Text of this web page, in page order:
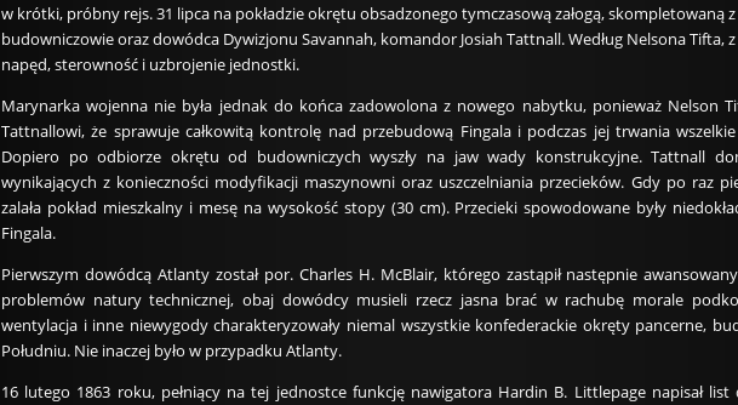
w krótki, próbny rejs. 31 lipca na pokładzie okrętu obsadzonego tymczasową załogą, skompletowaną
budowniczowie oraz dowódca Dywizjonu Savannah, komandor Josiah Tattnall. Według Nelsona
napęd, sterowność i uzbrojenie jednostki.
Marynarka wojenna nie była jednak do końca zadowolona z nowego nabytku, ponieważ Nelson
Tattnallowi, że sprawuje całkowitą kontrolę nad przebudową Fingala i podczas jej trwania
Dopiero po odbiorze okrętu od budowniczych wyszły na jaw wady konstrukcyjne. Tattnall
wynikających z konieczności modyfikacji maszynowni oraz uszczelniania przecieków. Gdy po raz
zalała pokład mieszkalny i mesę na wysokość stopy (30 cm). Przecieki spowodowane były
Fingala.
Pierwszym dowódcą Atlanty został por. Charles H. McBlair, którego zastąpił następnie
problemów natury technicznej, obaj dowódcy musieli rzecz jasna brać w rachubę morale
wentylacja i inne niewygody charakteryzowały niemal wszystkie konfederackie okręty pancerne,
Południu. Nie inaczej było w przypadku Atlanty.
16 lutego 1863 roku, pełniący na tej jednostce funkcję nawigatora Hardin B. Littlepage napisał list